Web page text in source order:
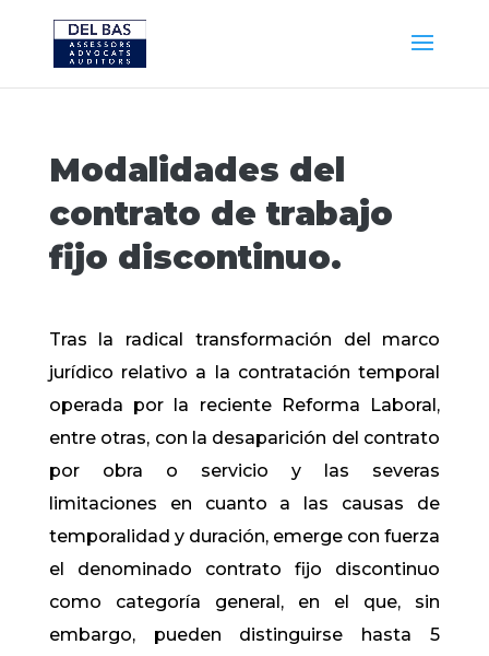
Modalidades del
contrato de trabajo
fijo discontinuo.
Tras la radical transformación del marco
jurídico relativo a la contratación temporal
operada por la reciente Reforma Laboral,
entre otras, con la desaparición del contrato
por obra o servicio y las severas
limitaciones en cuanto a las causas de
temporalidad y duración, emerge con fuerza
el denominado contrato fijo discontinuo
como categoría general, en el que, sin
embargo, pueden distinguirse hasta 5